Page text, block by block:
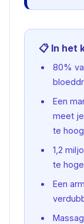
📋 In het
80%
Een
meet
te hoog
1,2
te
Een